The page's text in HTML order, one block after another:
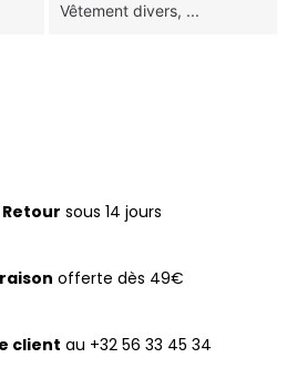
Vêtement divers, ...
Retour sous 14 jours
offerte dès 49€
client au +32 56 33 45 34